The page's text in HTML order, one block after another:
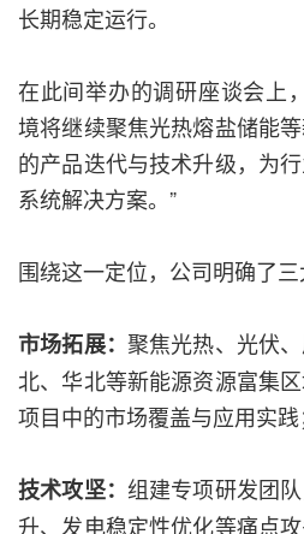
长期稳定运行。
在此间举办的调研座谈会上
境将继续聚焦光热熔盐储能
的产品迭代与技术升级，为
系统解决方案。”
围绕这一定位，公司明确了三
市场拓展： 聚焦光热、光伏
北、华北等新能源资源富集
项目中的市场覆盖与应用实践
技术攻坚： 组建专项研发团
升、发电稳定性优化等痛点